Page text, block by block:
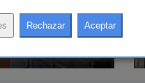
30+2 pers.
20 €
Sierra de